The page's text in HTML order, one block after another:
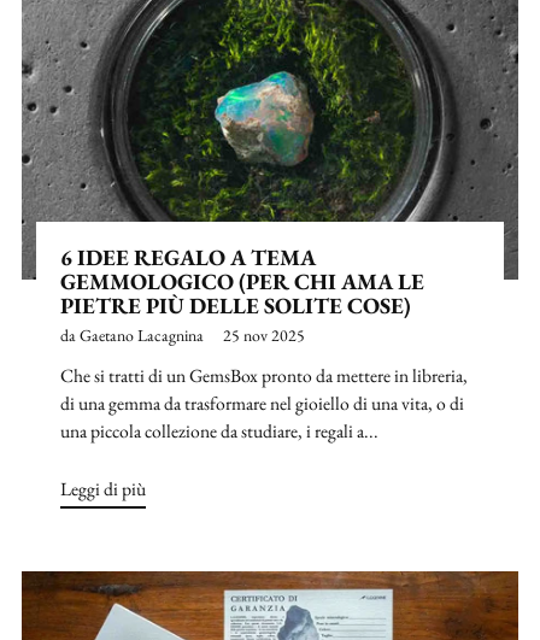
6 IDEE REGALO A TEMA
GEMMOLOGICO (PER CHI AMA LE
PIETRE PIÙ DELLE SOLITE COSE)
da Gaetano Lacagnina 25 nov 2025
Che si tratti di un GemsBox pronto da mettere in libreria,
di una gemma da trasformare nel gioiello di una vita, o di
una piccola collezione da studiare, i regali a...
Leggi di più